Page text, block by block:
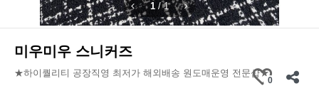
1 /1
미우미우 스니커즈
★하이퀄리티 공장직영 최저가 해외배송 원도매운영 전문샵★
0